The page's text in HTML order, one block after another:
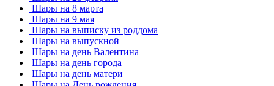
Шары на 8 марта
Шары на 9 мая
Шары на выписку из роддома
Шары на выпускной
Шары на день Валентина
Шары на день города
Шары на день матери